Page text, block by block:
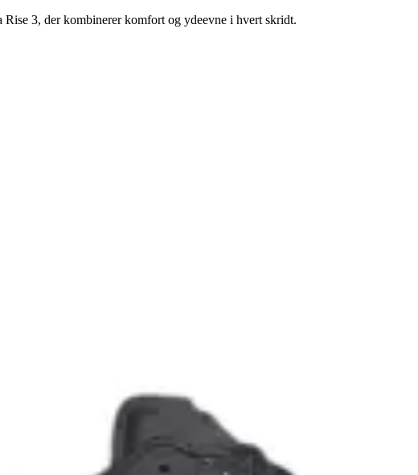
Rise 3, der kombinerer komfort og ydeevne i hvert skridt.